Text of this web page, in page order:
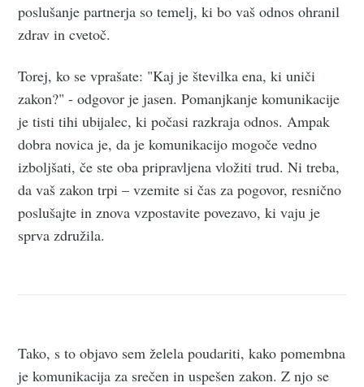
poslušanje partnerja so temelj, ki bo vaš odnos ohranil
zdrav in cvetoč.
Torej, ko se vprašate: "Kaj je številka ena, ki uniči
zakon?" - odgovor je jasen. Pomanjkanje komunikacije
je tisti tihi ubijalec, ki počasi razkraja odnos. Ampak
dobra novica je, da je komunikacijo mogoče vedno
izboljšati, če ste oba pripravljena vložiti trud. Ni treba,
da vaš zakon trpi – vzemite si čas za pogovor, resnično
poslušajte in znova vzpostavite povezavo, ki vaju je
sprva združila.
Tako, s to objavo sem želela poudariti, kako pomembna
je komunikacija za srečen in uspešen zakon. Z njo se